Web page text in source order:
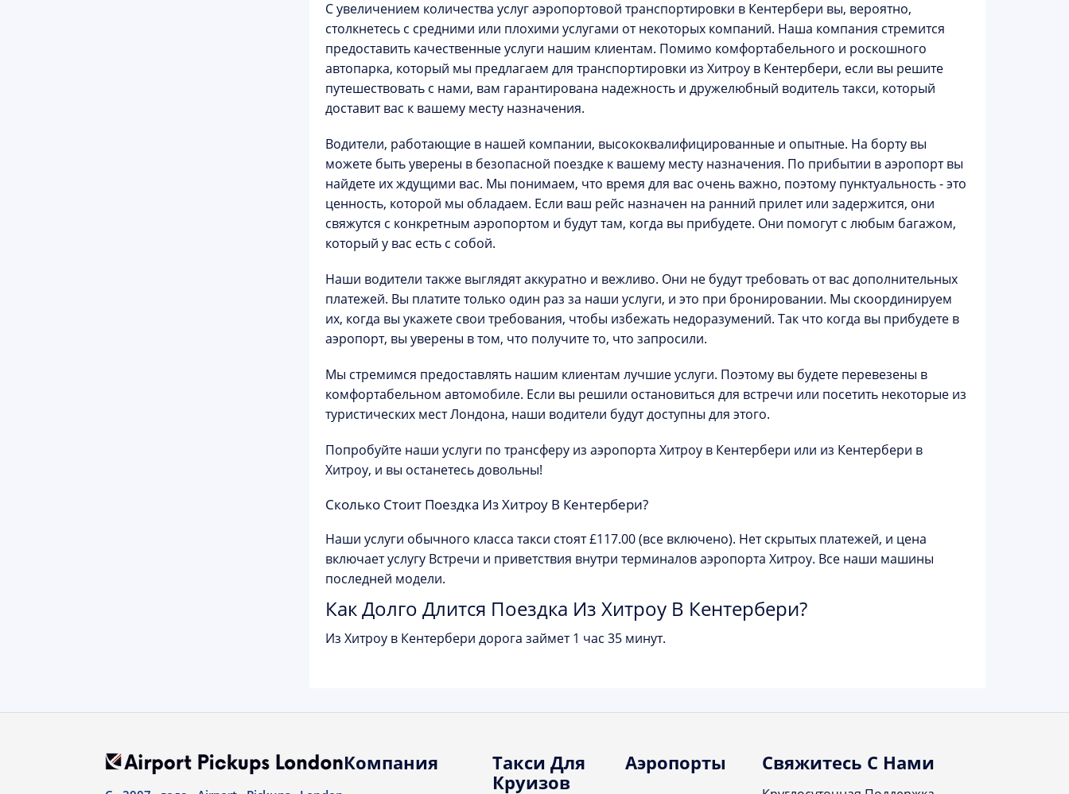
С увеличением количества услуг аэропортовой транспортировки в Кентербери вы, вероятно,
столкнетесь с средними или плохими услугами от некоторых компаний. Наша компания стремится
предоставить качественные услуги нашим клиентам. Помимо комфортабельного и роскошного
автопарка, который мы предлагаем для транспортировки из Хитроу в Кентербери, если вы решите
путешествовать с нами, вам гарантирована надежность и дружелюбный водитель такси, который
доставит вас к вашему месту назначения.
Водители, работающие в нашей компании, высококвалифицированные и опытные. На борту вы
можете быть уверены в безопасной поездке к вашему месту назначения. По прибытии в аэропорт вы
найдете их ждущими вас. Мы понимаем, что время для вас очень важно, поэтому пунктуальность - это
ценность, которой мы обладаем. Если ваш рейс назначен на ранний прилет или задержится, они
свяжутся с конкретным аэропортом и будут там, когда вы прибудете. Они помогут с любым багажом,
который у вас есть с собой.
Наши водители также выглядят аккуратно и вежливо. Они не будут требовать от вас дополнительных
платежей. Вы платите только один раз за наши услуги, и это при бронировании. Мы скоординируем
их, когда вы укажете свои требования, чтобы избежать недоразумений. Так что когда вы прибудете в
аэропорт, вы уверены в том, что получите то, что запросили.
Мы стремимся предоставлять нашим клиентам лучшие услуги. Поэтому вы будете перевезены в
комфортабельном автомобиле. Если вы решили остановиться для встречи или посетить некоторые из
туристических мест Лондона, наши водители будут доступны для этого.
Попробуйте наши услуги по трансферу из аэропорта Хитроу в Кентербери или из Кентербери в
Хитроу, и вы останетесь довольны!
Сколько Стоит Поездка Из Хитроу В Кентербери?
Наши услуги обычного класса такси стоят £117.00 (все включено). Нет скрытых платежей, и цена
включает услугу Встречи и приветствия внутри терминалов аэропорта Хитроу. Все наши машины
последней модели.
Как Долго Длится Поездка Из Хитроу В Кентербери?
Из Хитроу в Кентербери дорога займет 1 час 35 минут.
Компания
Такси Для
Круизов
Аэропорты Свяжитесь С Нами